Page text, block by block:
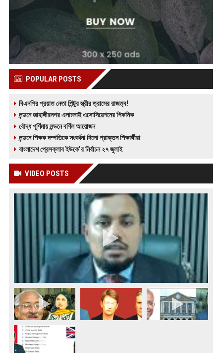
POPULAR POSTS
বিএনপির প্রয়াত নেতা পিন্টুর স্ত্রীর ত্রাসের রাজত্ব!
লন্ডনে জাহাঙ্গীরনগর এলামনাই এসোসিয়েশনের পিকনিক
বৌদ্ধ পূর্ণিমায় লন্ডনে বর্ণিল আয়োজন
লন্ডনে শিক্ষক দম্পতিকে সংবর্ধনা দিলো প্রাক্তন শিক্ষার্থীরা
বাংলাদেশ প্রেসক্লাব ইউকে’র নির্বাচন ২৭ জুলাই
VIDEO POSTS